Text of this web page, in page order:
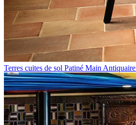
Terres cuites de sol Patiné Main Antiquaire